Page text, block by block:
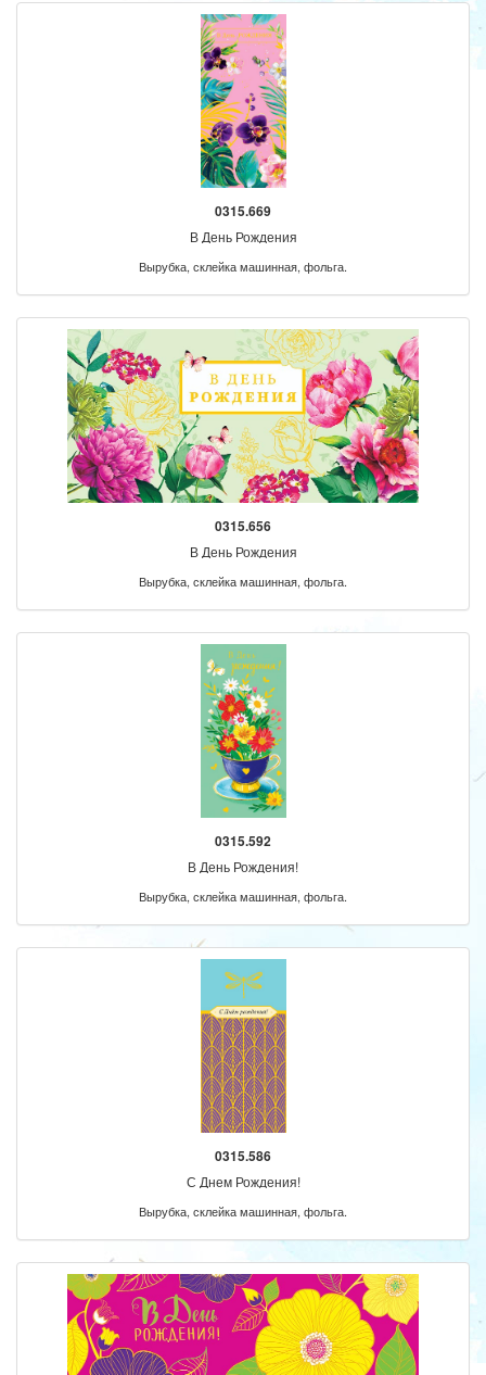
0315.669
В День Рождения
Вырубка, склейка машинная, фольга.
0315.656
В День Рождения
Вырубка, склейка машинная, фольга.
0315.592
В День Рождения!
Вырубка, склейка машинная, фольга.
0315.586
С Днем Рождения!
Вырубка, склейка машинная, фольга.